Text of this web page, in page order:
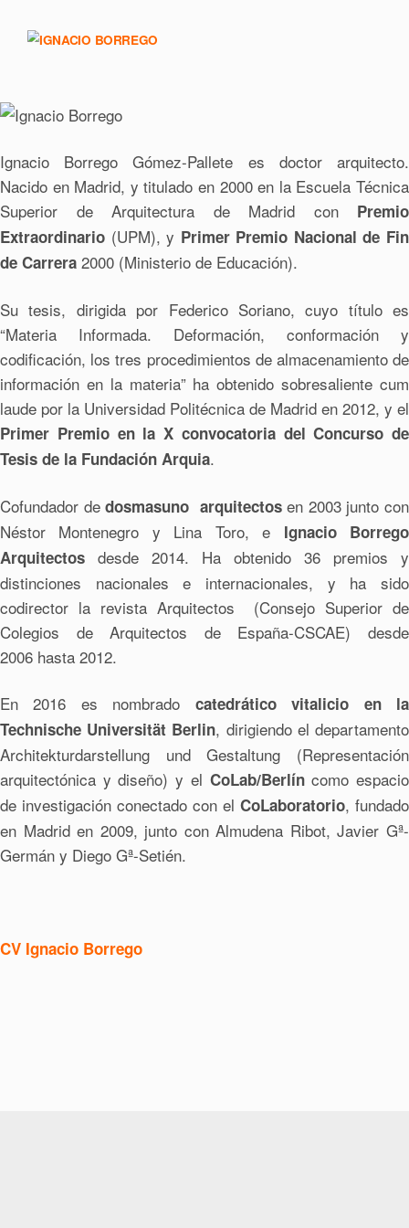
Ignacio Borrego Gómez-Pallete es doctor arquitecto.
Nacido en Madrid, y titulado en 2000 en la Escuela Técnica
Superior de Arquitectura de Madrid con Premio
Extraordinario (UPM), y Primer Premio Nacional de Fin
de Carrera 2000 (Ministerio de Educación).
Su tesis, dirigida por Federico Soriano, cuyo título es
“Materia Informada. Deformación, conformación y
codificación, los tres procedimientos de almacenamiento de
información en la materia” ha obtenido sobresaliente cum
laude por la Universidad Politécnica de Madrid en 2012, y el
Primer Premio en la X convocatoria del Concurso de
Tesis de la Fundación Arquia.
Cofundador dedosmasuno arquitectosen 2003 junto con
Néstor Montenegro y Lina Toro, e Ignacio Borrego
Arquitectos desde 2014. Ha obtenido 36 premios y
distinciones nacionales e internacionales, y ha sido
codirector la revista Arquitectos (Consejo Superior de
Colegios de Arquitectos de España-CSCAE) desde
2006 hasta 2012.
En 2016 es nombrado catedrático vitalicio en la
Technische Universität Berlin, dirigiendo el departamento
Architekturdarstellung und Gestaltung (Representación
arquitectónica y diseño) y el CoLab/Berlíncomo espacio
de investigación conectado con el CoLaboratorio, fundado
en Madrid en 2009, junto con Almudena Ribot, Javier Gª-
Germán y Diego Gª-Setién.
CV Ignacio Borrego